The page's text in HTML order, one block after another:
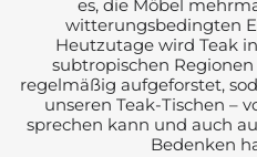
es, die Möbel
witterungsbedingten
Heutzutage wird Teak
subtropischen
regelmäßig aufgeforstet,
unseren Teak-Tischen –
sprechen kann und auch
Bedenken